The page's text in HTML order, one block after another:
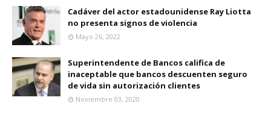
Cadáver del actor estadounidense Ray Liotta
no presenta signos de violencia
Mayo 26, 2022
Superintendente de Bancos califica de
inaceptable que bancos descuenten seguro
de vida sin autorización clientes
Noviembre 03, 2020